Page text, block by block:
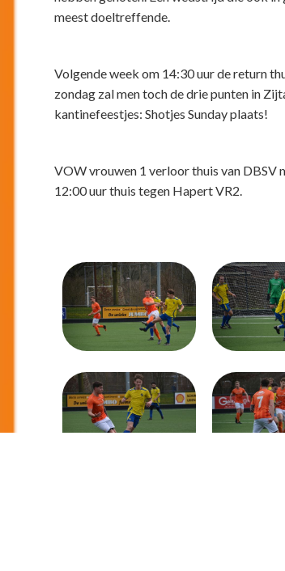
meest doeltreffende.
Volgende week om 14:30 uur de return
zondag zal men toch de drie punten in
kantinefeestjes: Shotjes Sunday plaats!
VOW vrouwen 1 verloor thuis van DBSV
12:00 uur thuis tegen Hapert VR2.